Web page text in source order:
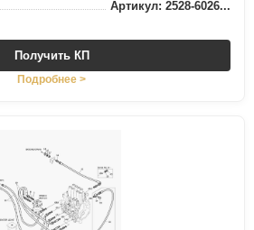
Артикул: 2528-6026...
Получить КП
Подробнее >